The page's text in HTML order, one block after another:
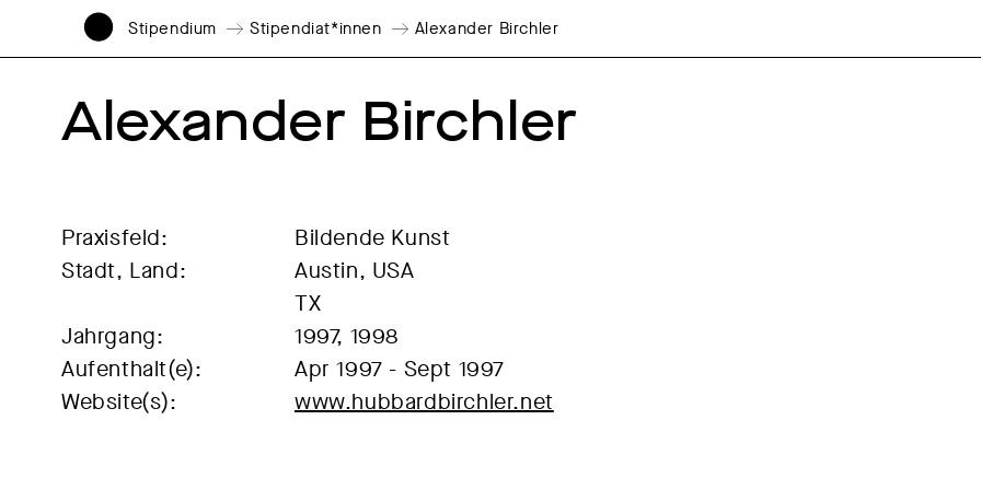
Stipendium Stipendiat*innen Alexander Birchler
Alexander Birchler
Praxisfeld:
Bildende Kunst
Stadt, Land:
Austin, USA
TX
Jahrgang:
1997, 1998
Aufenthalt(e):
Apr 1997 - Sept 1997
Website(s):
www.hubbardbirchler.net